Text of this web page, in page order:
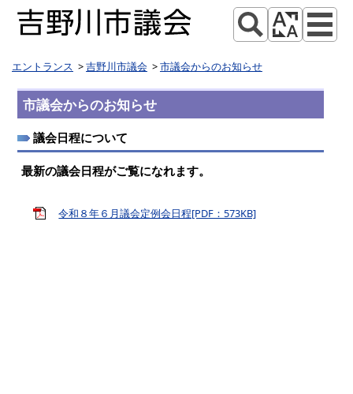
エントランス 吉野川市議会 市議会からのお知らせ
市議会からのお知らせ
議会日程について
最新の議会日程がご覧になれます。
令和８年６月議会定例会日程[PDF：573KB]